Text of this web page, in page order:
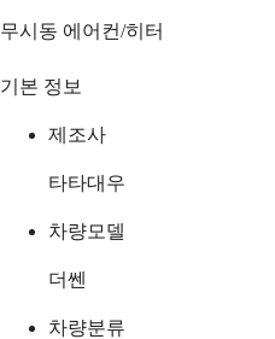
무시동 에어컨/히터
기본 정보
제조사
타타대우
차량모델
더쎈
차량분류